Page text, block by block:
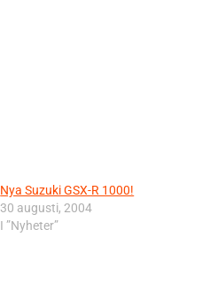
Nya Suzuki GSX-R 1000!
30 augusti, 2004
I ”Nyheter”